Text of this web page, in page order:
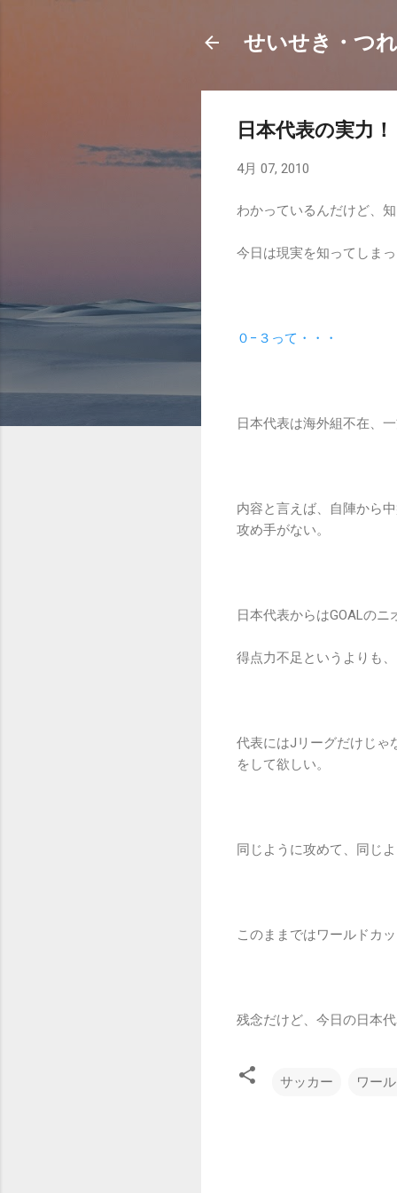
せいせき・つ
日本代表の実力
4月 07, 2010
わかっているんだけど、
今日は現実を知ってしま
０−３って・・・
日本代表は海外組不在、
内容と言えば、自陣から
攻め手がない。
日本代表からはGOALの
得点力不足というよりも
代表にはJリーグだけじゃ
をして欲しい。
同じように攻めて、同じ
このままではワールドカ
残念だけど、今日の日本
サッカー ワー